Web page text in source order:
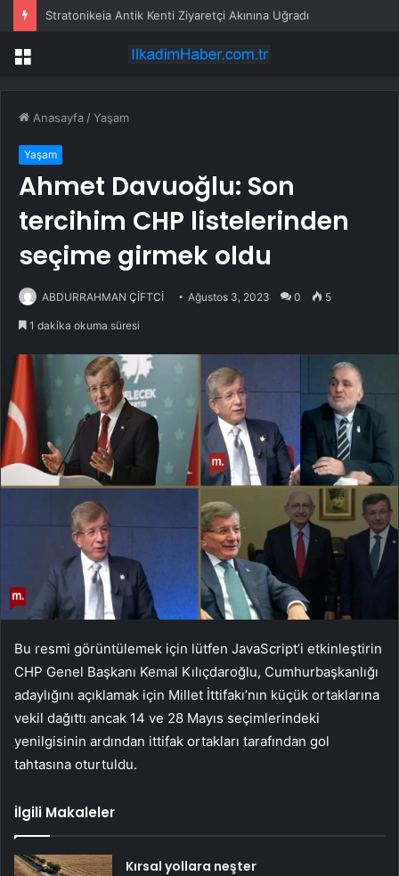
Stratonikeia Antik Kenti Ziyaretçi Akınına Uğradı
Menü
Anasayfa /Yaşam
Yaşam
Ahmet Davuoğlu: Son
tercihim CHP listelerinden
seçime girmek oldu
ABDURRAHMAN ÇİFTCİ Ağustos 3, 2023 0 5
1 dakika okuma süresi
Bu resmi görüntülemek için lütfen JavaScript’i etkinleştirin
CHP Genel Başkanı Kemal Kılıçdaroğlu, Cumhurbaşkanlığı
adaylığını açıklamak için Millet İttifakı’nın küçük ortaklarına
vekil dağıttı ancak 14 ve 28 Mayıs seçimlerindeki
yenilgisinin ardından ittifak ortakları tarafından gol
tahtasına oturtuldu.
İlgili Makaleler
Kırsal yollara neşter